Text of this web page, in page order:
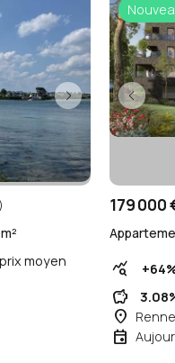
moyen
179 000
query_stats
savings
place
event